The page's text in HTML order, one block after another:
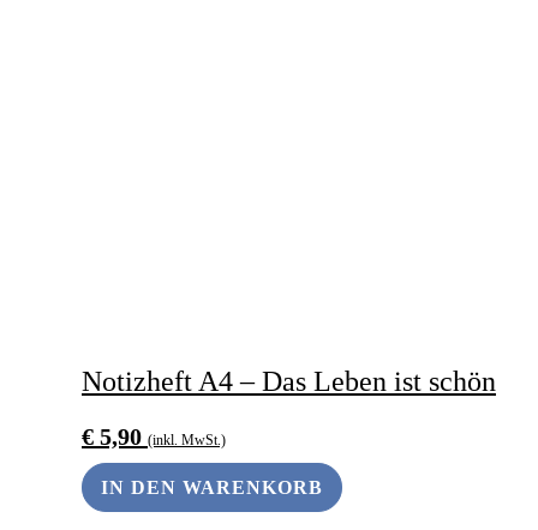
Notizheft A4 – Das Leben ist schön
€ 5,90 (inkl. MwSt.)
IN DEN WARENKORB